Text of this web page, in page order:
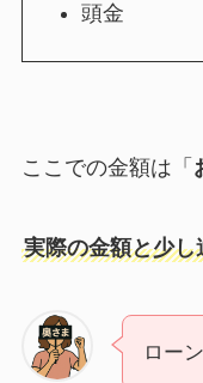
頭金
ここでの金額は「
実際の金額と少
ロー